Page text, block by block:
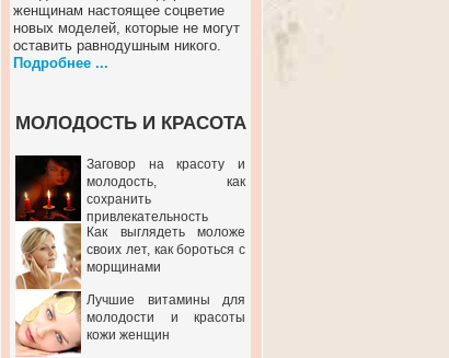
женщинам настоящее соцветие
новых моделей, которые не могут
оставить равнодушным никого.
Подробнее ...
МОЛОДОСТЬ И КРАСОТА
Заговор на красоту и
молодость, как
сохранить
привлекательность
Как выглядеть моложе
своих лет, как бороться с
морщинами
Лучшие витамины для
молодости и красоты
кожи женщин